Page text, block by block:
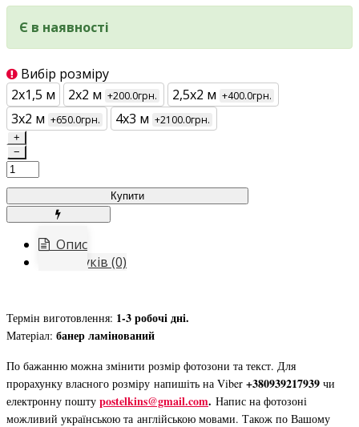
Є в наявності
Вибір розміру
2х1,5 м
2х2 м +200.0грн. 2,5х2 м +400.0грн.
3х2 м +650.0грн. 4х3 м +2100.0грн.
+
−
Купити
Опис
Відгуків (0)
Термін виготовлення: 1-3 робочі дні.
Матеріал: банер ламінований
По бажанню можна змінити розмір фотозони та текст. Для
прорахунку власного розміру напишіть на Viber +380939217939 чи
електронну пошту postelkins@gmail.com. Напис на фотозоні
можливий українською та англійською мовами. Також по Вашому